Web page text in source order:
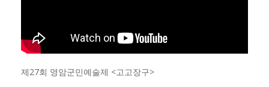
제27회 영암군민예술제 <고고장구>